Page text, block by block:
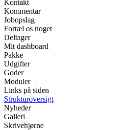
Kontakt
Kommentar
Jobopslag
Fortæl os noget
Deltager
Mit dashboard
Pakke
Udgifter
Goder
Moduler
Links på siden
Strukturoversigt
Nyheder
Galleri
Skrivehjørne